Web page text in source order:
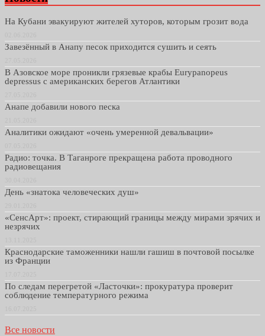
На Кубани эвакуируют жителей хуторов, которым грозит вода
Завезённый в Анапу песок приходится сушить и сеять
В Азовское море проникли грязевые крабы Eurypanopeus
depressus с американских берегов Атлантики
Анапе добавили нового песка
Аналитики ожидают «очень умеренной девальвации»
Радио: точка. В Таганроге прекращена работа проводного
радиовещания
День «знатока человеческих душ»
«СенсАрт»: проект, стирающий границы между мирами зрячих и
незрячих
Краснодарские таможенники нашли гашиш в почтовой посылке
из Франции
По следам перегретой «Ласточки»: прокуратура проверит
соблюдение температурного режима
Все новости